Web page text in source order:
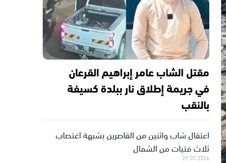
مقتل الشاب عامر إبراهيم القرعان
في جريمة إطلاق نار ببلدة كسيفة
بالنقب
اعتقال شاب واثنين من القاصرين بشبهة اغتصاب
ثلاث فتيات من الشمال
29.07.2026